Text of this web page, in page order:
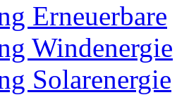
Erneuerbare
Windenergie
Solarenergie